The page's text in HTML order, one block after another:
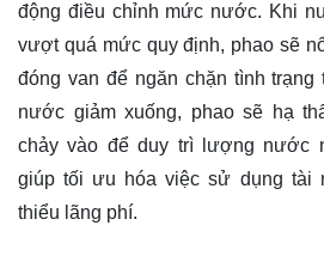
động điều chỉnh mức nước. Khi
vượt quá mức quy định, phao sẽ
đóng van để ngăn chặn tình
nước giảm xuống, phao sẽ hạ
chảy vào để duy trì lượng nước
giúp tối ưu hóa việc sử dụng tài
thiểu lãng phí.